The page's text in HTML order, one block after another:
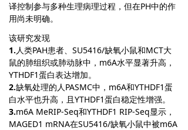
译控制参与多种生理病理过程，但在PH中的作
用尚未明确。
该研究发现
1.人类PAH患者、SU5416/缺氧小鼠和MCT大
鼠的肺组织或肺动脉中，m6A水平显著升高，
YTHDF1蛋白表达增加。
2.缺氧处理的人PASMC中，m6A和YTHDF1蛋
白水平也升高，且YTHDF1蛋白稳定性增强。
3.m6A MeRIP-Seq和YTHDF1 RIP-Seq显示，
MAGED1 mRNA在SU5416/缺氧小鼠中被m6A